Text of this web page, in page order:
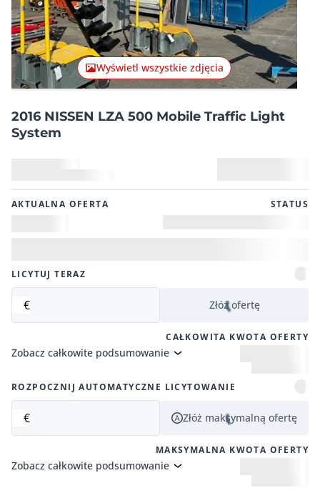
Wyświetl wszystkie zdjęcia
2016 NISSEN LZA 500 Mobile Traffic Light
System
AKTUALNA OFERTA STATUS
LICYTUJ TERAZ
€ Złóż ofertę
CAŁKOWITA KWOTA OFERTY
Zobacz całkowite podsumowanie
ROZPOCZNIJ AUTOMATYCZNE LICYTOWANIE
€ Złóż maksymalną ofertę
MAKSYMALNA KWOTA OFERTY
Zobacz całkowite podsumowanie